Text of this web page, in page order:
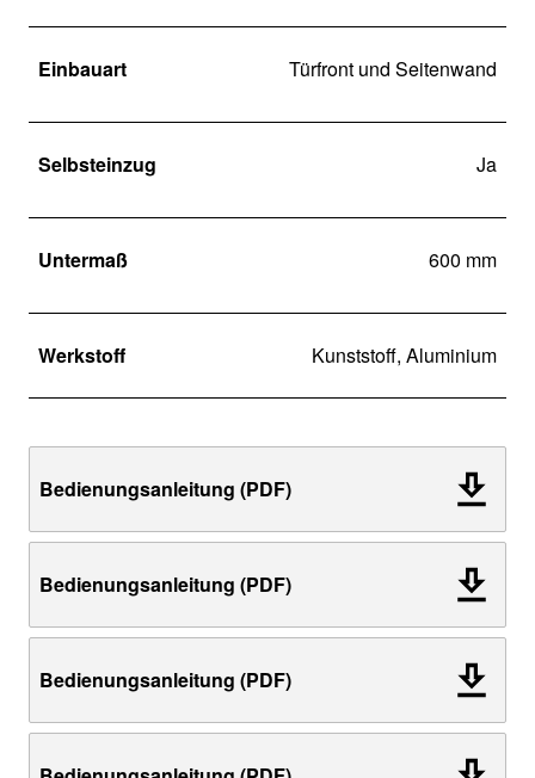
Einbauart Türfront und Seitenwand
Selbsteinzug Ja
Untermaß 600 mm
Werkstoff Kunststoff, Aluminium
Bedienungsanleitung (PDF)
Bedienungsanleitung (PDF)
Bedienungsanleitung (PDF)